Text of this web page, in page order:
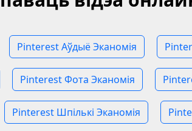
Pinterest Аўдыё Эканомія
Pinterest Фота Эканомія
Pinterest Шпількі Эканомія